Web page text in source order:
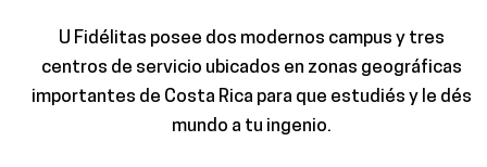
U Fidélitas posee dos modernos campus y tres
centros de servicio ubicados en zonas geográficas
importantes de Costa Rica para que estudiés y le dés
mundo a tu ingenio.